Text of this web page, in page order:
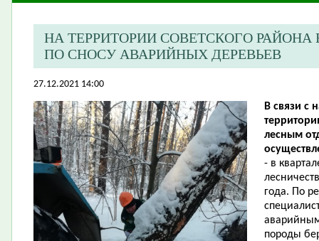
НА ТЕРРИТОРИИ СОВЕТСКОГО
ПО СНОСУ АВАРИЙНЫХ ДЕРЕВЬЕВ
27.12.2021 14:00
В связи с
лесным
- в
года. По
породы